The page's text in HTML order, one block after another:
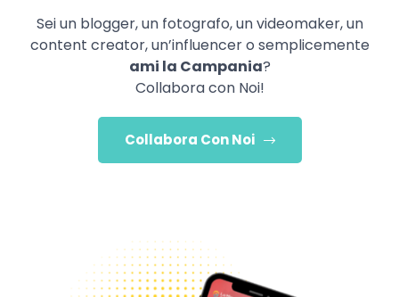
Sei un blogger, un fotografo, un videomaker, un
content creator, un’influencer o semplicemente
ami la Campania?
Collabora con Noi!
Collabora Con Noi